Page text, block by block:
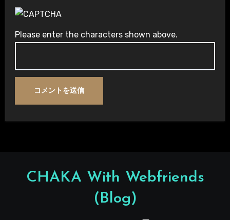
Please enter the characters shown above.
CHAKA With Webfriends
(Blog)